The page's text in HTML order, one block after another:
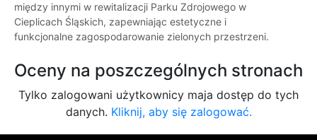
między innymi w rewitalizacji Parku Zdrojowego w
Cieplicach Śląskich, zapewniając estetyczne i
funkcjonalne zagospodarowanie zielonych przestrzeni.
Oceny na poszczególnych stronach
Tylko zalogowani użytkownicy maja dostęp do tych
danych. Kliknij, aby się zalogować.